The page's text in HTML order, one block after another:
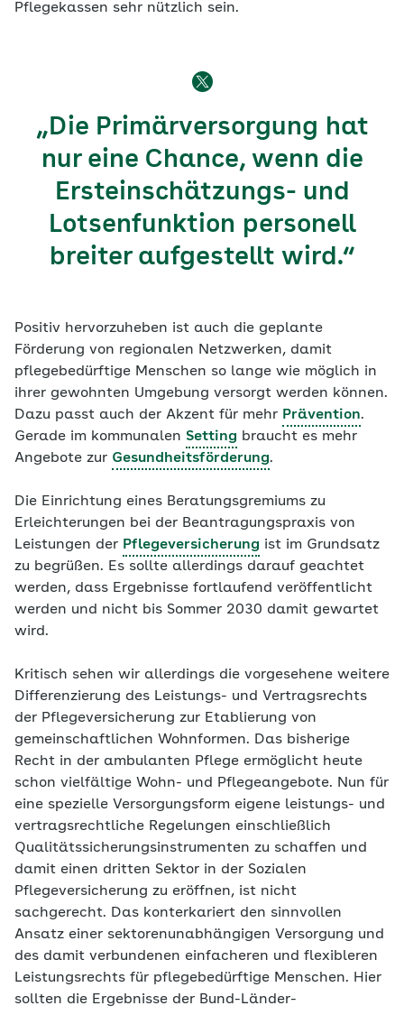
Pflegekassen sehr nützlich sein.
„Die Primärversorgung hat
nur eine Chance, wenn die
Ersteinschätzungs- und
Lotsenfunktion personell
breiter aufgestellt wird.“
Positiv hervorzuheben ist auch die geplante
Förderung von regionalen Netzwerken, damit
pflegebedürftige Menschen so lange wie möglich in
ihrer gewohnten Umgebung versorgt werden können.
Dazu passt auch der Akzent für mehr Prävention.
Gerade im kommunalen Setting braucht es mehr
Angebote zur Gesundheitsförderung.
Die Einrichtung eines Beratungsgremiums zu
Erleichterungen bei der Beantragungspraxis von
Leistungen der Pflegeversicherung ist im Grundsatz
zu begrüßen. Es sollte allerdings darauf geachtet
werden, dass Ergebnisse fortlaufend veröffentlicht
werden und nicht bis Sommer 2030 damit gewartet
wird.
Kritisch sehen wir allerdings die vorgesehene weitere
Differenzierung des Leistungs- und Vertragsrechts
der Pflegeversicherung zur Etablierung von
gemeinschaftlichen Wohnformen. Das bisherige
Recht in der ambulanten Pflege ermöglicht heute
schon vielfältige Wohn- und Pflegeangebote. Nun für
eine spezielle Versorgungsform eigene leistungs- und
vertragsrechtliche Regelungen einschließlich
Qualitätssicherungsinstrumenten zu schaffen und
damit einen dritten Sektor in der Sozialen
Pflegeversicherung zu eröffnen, ist nicht
sachgerecht. Das konterkariert den sinnvollen
Ansatz einer sektorenunabhängigen Versorgung und
des damit verbundenen einfacheren und flexibleren
Leistungsrechts für pflegebedürftige Menschen. Hier
sollten die Ergebnisse der Bund-Länder-